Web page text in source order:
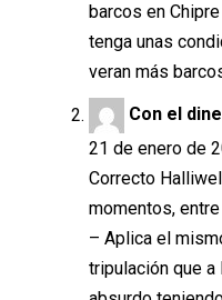
barcos en
tenga unas
veran más
Con el
21 de enero de
Correcto
momentos,
– Aplica el
tripulación que a